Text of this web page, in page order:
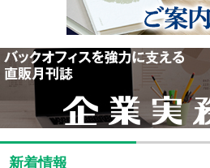
新着情報